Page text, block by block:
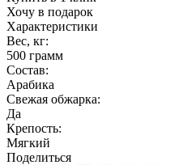
Хочу в подарок
Характеристики
Вес, кг:
500 грамм
Состав:
Арабика
Свежая обжарка:
Да
Крепость:
Мягкий
Поделиться